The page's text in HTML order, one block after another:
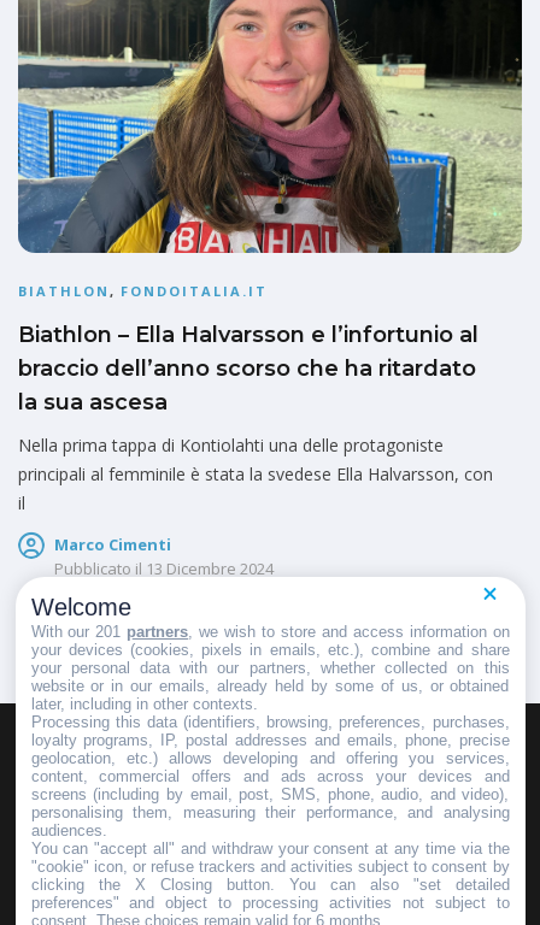
BIATHLON , FONDOITALIA.IT
Biathlon – Ella Halvarsson e l’infortunio al
braccio dell’anno scorso che ha ritardato
la sua ascesa
Nella prima tappa di Kontiolahti una delle protagoniste
principali al femminile è stata la svedese Ella Halvarsson, con
il
Marco Cimenti
Pubblicato il 13 Dicembre 2024
HOMEPAGEREDAZIONEINVIA UN COMUNICATO STAMPA
PUBBLICITÀSCRIVI AL DIRETTORE
Copyright © 2016 - 2025 ASD Fondo Italia - Partita Iva: IT 03855110049
Welcome
With our 201 partners , we wish to store and access information on
your devices (cookies, pixels in emails, etc.), combine and share
your personal data with our partners, whether collected on this
website or in our emails, already held by some of us, or obtained
later, including in other contexts.
Processing this data (identifiers, browsing, preferences, purchases,
loyalty programs, IP, postal addresses and emails, phone, precise
geolocation, etc.) allows developing and offering you services,
content, commercial offers and ads across your devices and
screens (including by email, post, SMS, phone, audio, and video),
personalising them, measuring their performance, and analysing
audiences.
You can "accept all" and withdraw your consent at any time via the
"cookie" icon, or refuse trackers and activities subject to consent by
clicking the X Closing button. You can also "set detailed
preferences" and object to processing activities not subject to
consent. These choices remain valid for 6 months.